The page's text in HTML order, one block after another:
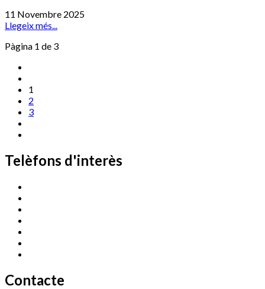
11 Novembre 2025
Llegeix més...
Pàgina 1 de 3
1
2
3
Telèfons d'interès
Contacte